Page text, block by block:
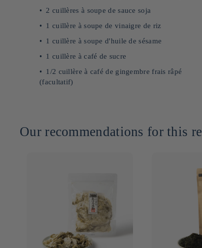
2 cuillères à soupe de sauce soja
1 cuillère à soupe de vinaigre de riz
1 cuillère à soupe d'huile de sésame
1 cuillère à café de sucre
1/2 cuillère à café de gingembre frais râpé
(facultatif)
Our recommendations for this